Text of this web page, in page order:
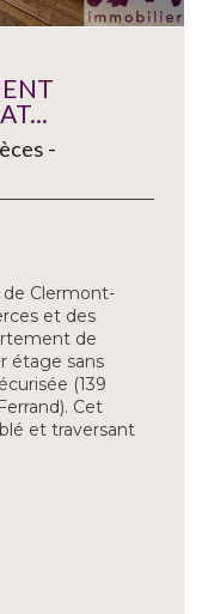
-
de Clermont-
et des
de
étage sans
(139
Cet
et traversant